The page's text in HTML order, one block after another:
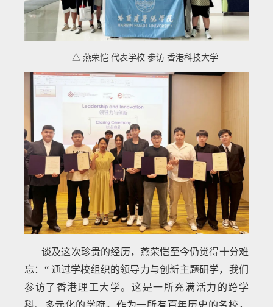
△ 燕荣恺 代表学校 参访 香港科技大学
谈及这次珍贵的经历，燕荣恺至今仍觉得十分难
忘：“ 通过学校组织的领导力与创新主题研学，我们
参访了香港理工大学。这是一所充满活力的跨学
科、多元化的学府。作为一所有百年历史的名校，